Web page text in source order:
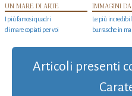
UN MARE DI ARTE
I più famosi quadri
di mare copiati per voi
IMMAGINI DA
Le più
burrasche in
Articoli presenti